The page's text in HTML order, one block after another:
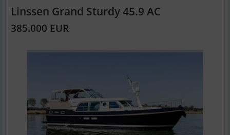
Linssen Grand Sturdy 45.9 AC
385.000 EUR